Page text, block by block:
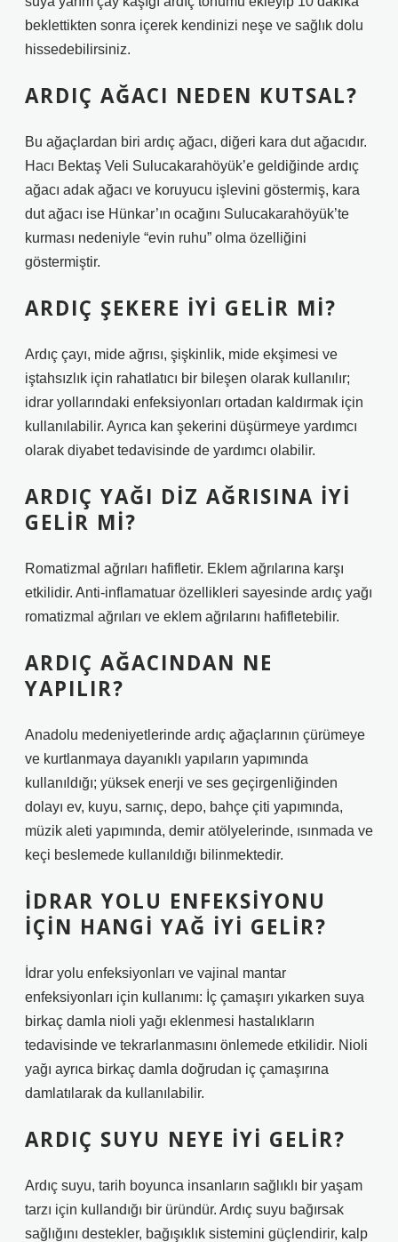
beklettikten sonra içerek kendinizi neşe ve sağlık dolu
hissedebilirsiniz.
ARDIÇ AĞACI NEDEN KUTSAL?
Bu ağaçlardan biri ardıç ağacı, diğeri kara dut ağacıdır.
Hacı Bektaş Veli Sulucakarahöyük’e geldiğinde ardıç
ağacı adak ağacı ve koruyucu işlevini göstermiş, kara
dut ağacı ise Hünkar’ın ocağını Sulucakarahöyük’te
kurması nedeniyle “evin ruhu” olma özelliğini
göstermiştir.
ARDIÇ ŞEKERE IYI GELIR MI?
Ardıç çayı, mide ağrısı, şişkinlik, mide ekşimesi ve
iştahsızlık için rahatlatıcı bir bileşen olarak kullanılır;
idrar yollarındaki enfeksiyonları ortadan kaldırmak için
kullanılabilir. Ayrıca kan şekerini düşürmeye yardımcı
olarak diyabet tedavisinde de yardımcı olabilir.
ARDIÇ YAĞI DIZ AĞRISINA IYI
GELIR MI?
Romatizmal ağrıları hafifletir. Eklem ağrılarına karşı
etkilidir. Anti-inflamatuar özellikleri sayesinde ardıç yağı
romatizmal ağrıları ve eklem ağrılarını hafifletebilir.
ARDIÇ AĞACINDAN NE
YAPILIR?
Anadolu medeniyetlerinde ardıç ağaçlarının çürümeye
ve kurtlanmaya dayanıklı yapıların yapımında
kullanıldığı; yüksek enerji ve ses geçirgenliğinden
dolayı ev, kuyu, sarnıç, depo, bahçe çiti yapımında,
müzik aleti yapımında, demir atölyelerinde, ısınmada ve
keçi beslemede kullanıldığı bilinmektedir.
İDRAR YOLU ENFEKSIYONU
IÇIN HANGI YAĞ IYI GELIR?
İdrar yolu enfeksiyonları ve vajinal mantar
enfeksiyonları için kullanımı: İç çamaşırı yıkarken suya
birkaç damla nioli yağı eklenmesi hastalıkların
tedavisinde ve tekrarlanmasını önlemede etkilidir. Nioli
yağı ayrıca birkaç damla doğrudan iç çamaşırına
damlatılarak da kullanılabilir.
ARDIÇ SUYU NEYE IYI GELIR?
Ardıç suyu, tarih boyunca insanların sağlıklı bir yaşam
tarzı için kullandığı bir üründür. Ardıç suyu bağırsak
sağlığını destekler, bağışıklık sistemini güçlendirir, kalp